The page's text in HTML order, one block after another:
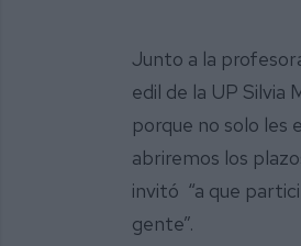
Junto a la
edil de la UP Silvia
porque no solo les
abriremos los
invitó “a que
gente”.